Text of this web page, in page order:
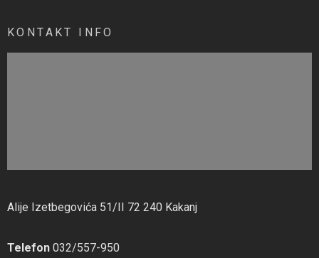
KONTAKT INFO
Alije Izetbegovića 51/II 72 240 Kakanj
Telefon 032/557-950